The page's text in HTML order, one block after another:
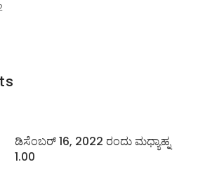
ಡಿಸೆಂಬರ್ 16, 2022 ರಂದು ಮಧ್ಯಾಹ್ನ
1.00